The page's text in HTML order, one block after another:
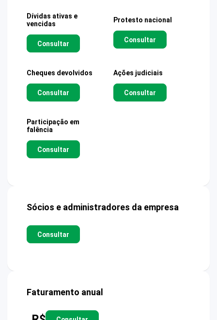
Dívidas ativas e
vencidas
Consultar
Protesto nacional
Consultar
Cheques devolvidos
Consultar
Ações judiciais
Consultar
Participação em
falência
Consultar
Sócios e administradores da empresa
Consultar
Faturamento anual